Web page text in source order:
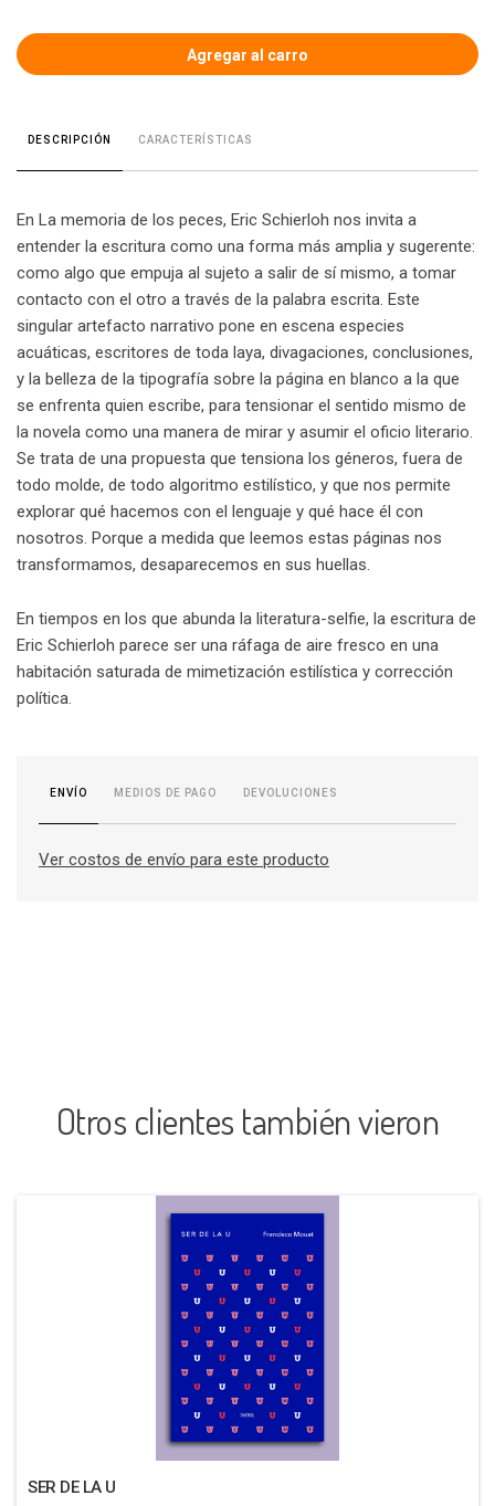
DESCRIPCIÓN CARACTERÍSTICAS
En La memoria de los peces, Eric Schierloh nos invita a
entender la escritura como una forma más amplia y sugerente:
como algo que empuja al sujeto a salir de sí mismo, a tomar
contacto con el otro a través de la palabra escrita. Este
singular artefacto narrativo pone en escena especies
acuáticas, escritores de toda laya, divagaciones, conclusiones,
y la belleza de la tipografía sobre la página en blanco a la que
se enfrenta quien escribe, para tensionar el sentido mismo de
la novela como una manera de mirar y asumir el oficio literario.
Se trata de una propuesta que tensiona los géneros, fuera de
todo molde, de todo algoritmo estilístico, y que nos permite
explorar qué hacemos con el lenguaje y qué hace él con
nosotros. Porque a medida que leemos estas páginas nos
transformamos, desaparecemos en sus huellas.
En tiempos en los que abunda la literatura-selfie, la escritura de
Eric Schierloh parece ser una ráfaga de aire fresco en una
habitación saturada de mimetización estilística y corrección
política.
ENVÍO MEDIOS DE PAGO DEVOLUCIONES
Ver costos de envío para este producto
Otros clientes también vieron
SER DE LA U